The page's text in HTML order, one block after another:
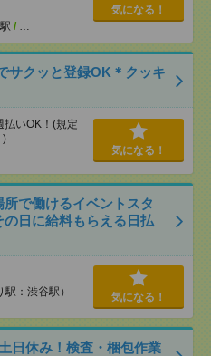
/ …
気になる！
サクッと登録OK＊クッキ
いOK！(規定
)
気になる！
で働けるイベントスタ
日に給料もらえる日払
：渋谷駅） 気になる！
日休み！検査・梱包作業